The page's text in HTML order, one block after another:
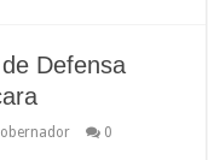
Defensa
0